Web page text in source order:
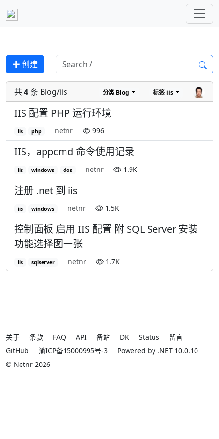
✚ 创建
共4条 Blog/iis 分类 Blog 标签 iis
IIS 配置 PHP 运行环境
iis php netnr 996
IIS，appcmd 命令使用记录
iis windows dos netnr 1.9K
注册 .net 到 iis
iis windows netnr 1.5K
控制面板 启用 IIS 配置 附 SQL Server 安装
功能选择图一张
iis sqlserver netnr 1.7K
关于 条款 FAQ API 备站 DK Status
留言
GitHub
渝ICP备15000995号-3
Powered by .NET 10.0.10
© Netnr 2026